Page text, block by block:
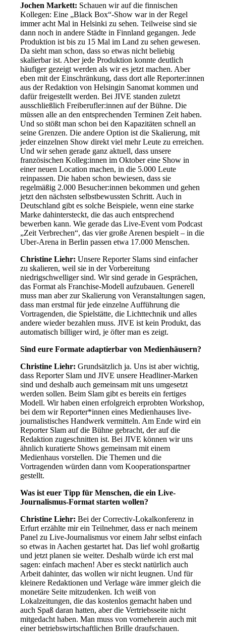
Jochen Markett: Schauen wir auf die finnischen
Kollegen: Eine „Black Box“-Show war in der Regel
immer acht Mal in Helsinki zu sehen. Teilweise sind sie
dann noch in andere Städte in Finnland gegangen. Jede
Produktion ist bis zu 15 Mal im Land zu sehen gewesen.
Da sieht man schon, dass so etwas nicht beliebig
skalierbar ist. Aber jede Produktion konnte deutlich
häufiger gezeigt werden als wir es jetzt machen. Aber
eben mit der Einschränkung, dass dort alle Reporter:innen
aus der Redaktion von Helsingin Sanomat kommen und
dafür freigestellt werden. Bei JIVE standen zuletzt
ausschließlich Freiberufler:innen auf der Bühne. Die
müssen alle an den entsprechenden Terminen Zeit haben.
Und so stößt man schon bei den Kapazitäten schnell an
seine Grenzen. Die andere Option ist die Skalierung, mit
jeder einzelnen Show direkt viel mehr Leute zu erreichen.
Und wir sehen gerade ganz aktuell, dass unsere
französischen Kolleg:innen im Oktober eine Show in
einer neuen Location machen, in die 5.000 Leute
reinpassen. Die haben schon bewiesen, dass sie
regelmäßig 2.000 Besucher:innen bekommen und gehen
jetzt den nächsten selbstbewussten Schritt. Auch in
Deutschland gibt es solche Beispiele, wenn eine starke
Marke dahintersteckt, die das auch entsprechend
bewerben kann. Wie gerade das Live-Event vom Podcast
„Zeit Verbrechen“, das vier große Arenen bespielt – in die
Uber-Arena in Berlin passen etwa 17.000 Menschen.
Christine Liehr: Unsere Reporter Slams sind einfacher
zu skalieren, weil sie in der Vorbereitung
niedrigschwelliger sind. Wir sind gerade in Gesprächen,
das Format als Franchise-Modell aufzubauen. Generell
muss man aber zur Skalierung von Veranstaltungen sagen,
dass man erstmal für jede einzelne Aufführung die
Vortragenden, die Spielstätte, die Lichttechnik und alles
andere wieder bezahlen muss. JIVE ist kein Produkt, das
automatisch billiger wird, je öfter man es zeigt.
Sind eure Formate adaptierbar von Medienhäusern?
Christine Liehr: Grundsätzlich ja. Uns ist aber wichtig,
dass Reporter Slam und JIVE unsere Headliner-Marken
sind und deshalb auch gemeinsam mit uns umgesetzt
werden sollen. Beim Slam gibt es bereits ein fertiges
Modell. Wir haben einen erfolgreich erprobten Workshop,
bei dem wir Reporter*innen eines Medienhauses live-
journalistisches Handwerk vermitteln. Am Ende wird ein
Reporter Slam auf die Bühne gebracht, der auf die
Redaktion zugeschnitten ist. Bei JIVE können wir uns
ähnlich kuratierte Shows gemeinsam mit einem
Medienhaus vorstellen. Die Themen und die
Vortragenden würden dann vom Kooperationspartner
gestellt.
Was ist euer Tipp für Menschen, die ein Live-
Journalismus-Format starten wollen?
Christine Liehr: Bei der Correctiv-Lokalkonferenz in
Erfurt erzählte mir ein Teilnehmer, dass er nach meinem
Panel zu Live-Journalismus vor einem Jahr selbst einfach
so etwas in Aachen gestartet hat. Das lief wohl großartig
und jetzt planen sie weiter. Deshalb würde ich erst mal
sagen: einfach machen! Aber es steckt natürlich auch
Arbeit dahinter, das wollen wir nicht leugnen. Und für
kleinere Redaktionen und Verlage wäre immer gleich die
monetäre Seite mitzudenken. Ich weiß von
Lokalzeitungen, die das kostenlos gemacht haben und
auch Spaß daran hatten, aber die Vertriebsseite nicht
mitgedacht haben. Man muss von vorneherein auch mit
einer betriebswirtschaftlichen Brille draufschauen.